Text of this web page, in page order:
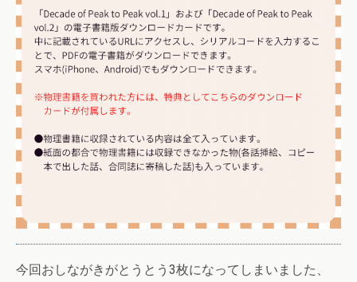
今回おしながきがとうとう3枚になってしまいました、